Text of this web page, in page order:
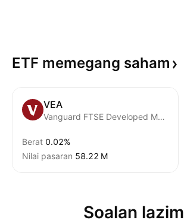
ETF memegang saham
VEA
Vanguard FTSE Developed Markets ETF
Berat 0.02%
Nilai pasaran ‪58.22 M‬
Soalan lazim